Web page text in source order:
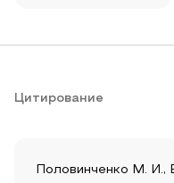
Цитирование
Половинченко М. И.,